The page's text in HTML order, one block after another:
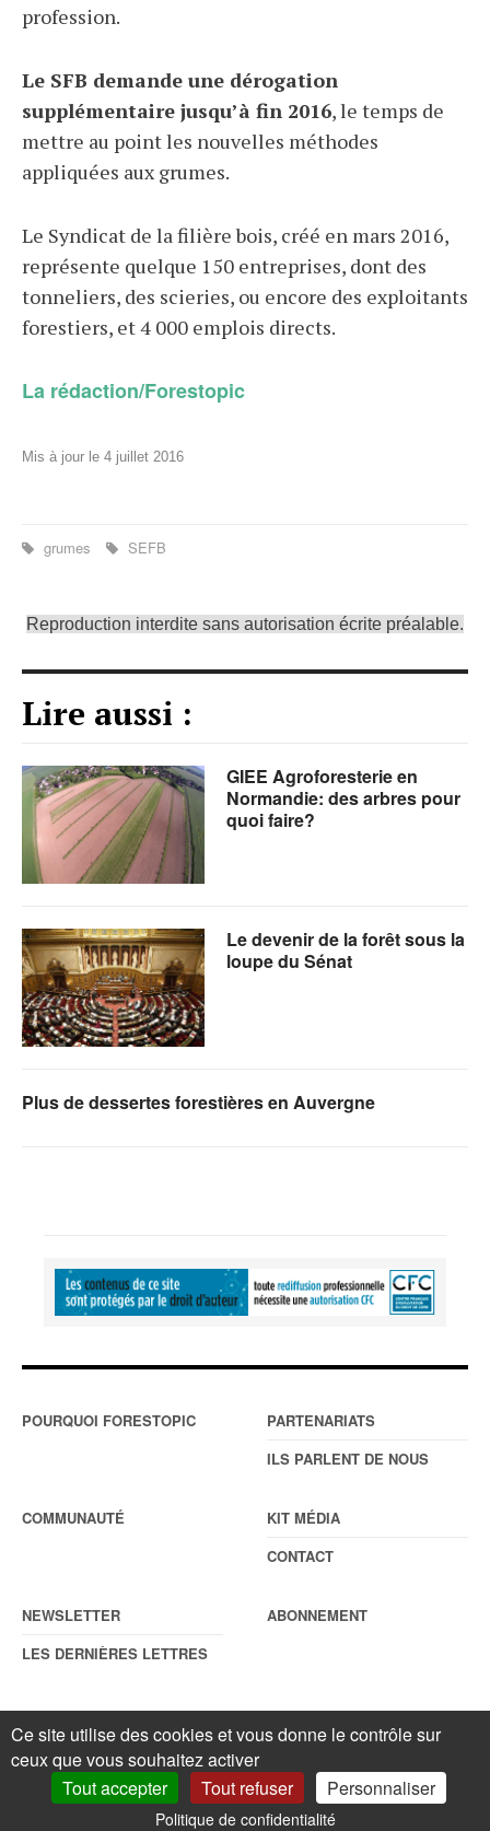
profession.
Le SFB demande une dérogation
supplémentaire jusqu’à fin 2016, le temps de
mettre au point les nouvelles méthodes
appliquées aux grumes.
Le Syndicat de la filière bois, créé en mars 2016,
représente quelque 150 entreprises, dont des
tonneliers, des scieries, ou encore des exploitants
forestiers, et 4 000 emplois directs.
La rédaction/Forestopic
Mis à jour le 4 juillet 2016
grumes SEFB
Reproduction interdite sans autorisation écrite préalable.
Lire aussi :
GIEE Agroforesterie en
Normandie: des arbres pour
quoi faire?
Le devenir de la forêt sous la
loupe du Sénat
Plus de dessertes forestières en Auvergne
POURQUOI FORESTOPIC
PARTENARIATS
ILS PARLENT DE NOUS
COMMUNAUTÉ
KIT MÉDIA
CONTACT
NEWSLETTER
LES DERNIÈRES LETTRES
ABONNEMENT
© ForestopicMentions légales. Reproduction interdite sans autorisation
écrite préalable.Gestionnaire de cookies
Ce site utilise des cookies et vous donne le contrôle sur
ceux que vous souhaitez activer
Tout accepter
Tout refuser Personnaliser
Politique de confidentialité